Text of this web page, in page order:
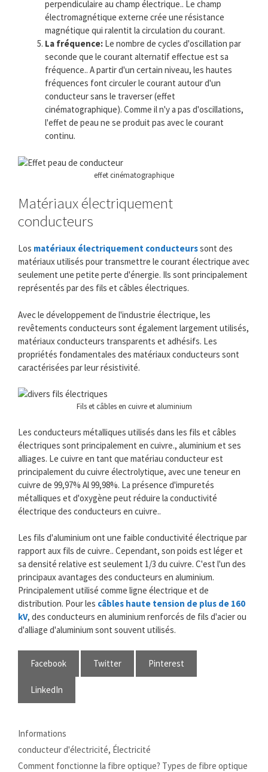
perpendiculaire au champ électrique.. Le champ
électromagnétique externe crée une résistance
magnétique qui ralentit la circulation du courant.
La fréquence: Le nombre de cycles d'oscillation par
seconde que le courant alternatif effectue est sa
fréquence.. A partir d'un certain niveau, les hautes
fréquences font circuler le courant autour d'un
conducteur sans le traverser (effet
cinématographique). Comme il n'y a pas d'oscillations,
l'effet de peau ne se produit pas avec le courant
continu.
effet cinématographique
Matériaux électriquement
conducteurs
Los matériaux électriquement conducteurssont des
matériaux utilisés pour transmettre le courant électrique avec
seulement une petite perte d'énergie. Ils sont principalement
représentés par des fils et câbles électriques.
Avec le développement de l'industrie électrique, les
revêtements conducteurs sont également largement utilisés,
matériaux conducteurs transparents et adhésifs. Les
propriétés fondamentales des matériaux conducteurs sont
caractérisées par leur résistivité.
Fils et câbles en cuivre et aluminium
Les conducteurs métalliques utilisés dans les fils et câbles
électriques sont principalement en cuivre., aluminium et ses
alliages. Le cuivre en tant que matériau conducteur est
principalement du cuivre électrolytique, avec une teneur en
cuivre de 99,97% Al 99,98%. La présence d'impuretés
métalliques et d'oxygène peut réduire la conductivité
électrique des conducteurs en cuivre..
Les fils d'aluminium ont une faible conductivité électrique par
rapport aux fils de cuivre.. Cependant, son poids est léger et
sa densité relative est seulement 1/3 du cuivre. C'est l'un des
principaux avantages des conducteurs en aluminium.
Principalement utilisé comme ligne électrique et de
distribution. Pour les câbles haute tension de plus de 160
kV, des conducteurs en aluminium renforcés de fils d'acier ou
d'alliage d'aluminium sont souvent utilisés.
Facebook Twitter Pinterest
LinkedIn
Catégories
Informations
Mots
clés
conducteur d'électricité, Électricité
Comment fonctionne la fibre optique? Types de fibre optique